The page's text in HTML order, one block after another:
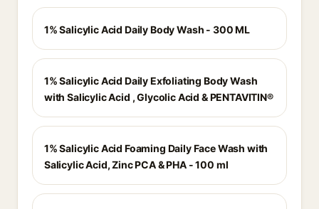
1% Salicylic Acid Daily Body Wash - 300 ML
1% Salicylic Acid Daily Exfoliating Body Wash
with Salicylic Acid , Glycolic Acid & PENTAVITIN®
1% Salicylic Acid Foaming Daily Face Wash with
Salicylic Acid, Zinc PCA & PHA - 100 ml